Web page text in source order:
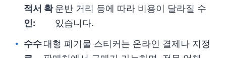
적서 확
인:
운반 거리 등에 따라 비용이 달라질 수
있습니다.
수수대형 폐기물 스티커는 온라인 결제나 지정